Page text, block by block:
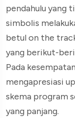
pendahulu yang
simbolis
betul on the
yang berikut-
Pada
mengapresiasi
skema program
yang panjang.